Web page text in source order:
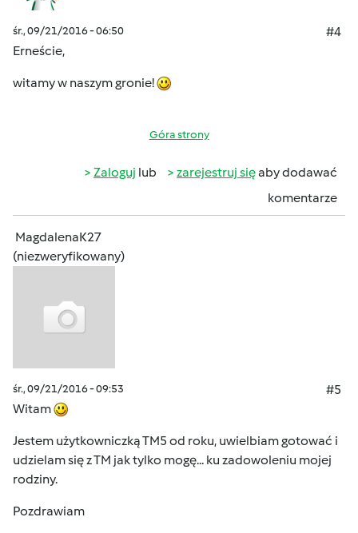
śr., 09/21/2016 - 06:50
#4
Erneście,
witamy w naszym gronie!
Góra strony
Zaloguj lub zarejestruj sięaby dodawać
komentarze
MagdalenaK27
(niezweryfikowany)
śr., 09/21/2016 - 09:53
#5
Witam
Jestem użytkowniczką TM5 od roku, uwielbiam gotować i
udzielam się z TM jak tylko mogę... ku zadowoleniu mojej
rodziny.
Pozdrawiam